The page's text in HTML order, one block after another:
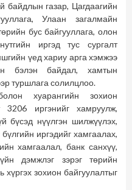
байдлын газар, Цагдаагийн
Улаан загалмайн
бус байгууллага, олон
иргэд тус сургалт
үед хариу арга хэмжээ
бэлэн байдал, хамтын
туршлага солилцлоо.
хуарангийн зохион
3206 иргэнийг хамруулж,
бүсэд нүүлгэн шилжүүлэх,
иргэдийг хамгаалах,
хамгаалал, банк санхүү,
дэмжлэг зэрэг төрийн
хүргэх зохион байгуулалтыг